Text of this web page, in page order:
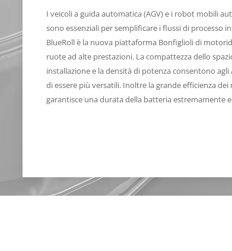
I veicoli a guida automatica (AGV) e i robot mobili
sono essenziali per semplificare i flussi di processo
BlueRoll è la nuova piattaforma Bonfiglioli di
ruote ad alte prestazioni. La compattezza dello
installazione e la densità di potenza consentono agli
di essere più versatili. Inoltre la grande efficienza
garantisce una durata della batteria estremamente